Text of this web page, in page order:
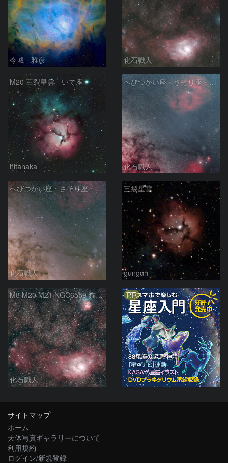
今城 雅彦 化石職人
M20 三裂星雲 いて座
hltanaka
へびつかい座・さそり座・いて座と天の川
化石職人
へびつかい座・さそり座・いて座と天の川
化石職人
三裂星雲
gungun
M8 M20 M21 NGC6559 猫の手星雲 いて座
化石職人
PR
サイトマップ
ホーム
天体写真ギャラリーについて
利用規約
ログイン/新規登録